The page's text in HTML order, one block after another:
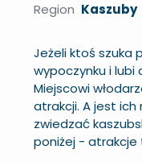
Region Kaszuby
Jeżeli ktoś szuka
wypoczynku i
Miejscowi
atrakcji. A jest ich
zwiedzać
poniżej - atrakcje